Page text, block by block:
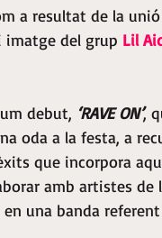
a resultat de la
del grup Lil
debut, ‘RAVE ON’,
oda a la festa, a
que incorpora
amb artistes de
una banda